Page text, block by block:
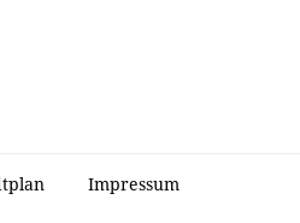
Impressum